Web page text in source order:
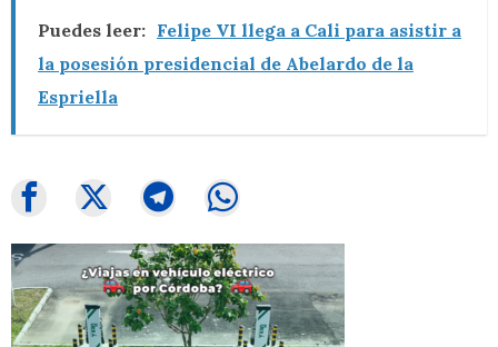
Puedes leer: Felipe VI llega a Cali para asistir a
la posesión presidencial de Abelardo de la
Espriella